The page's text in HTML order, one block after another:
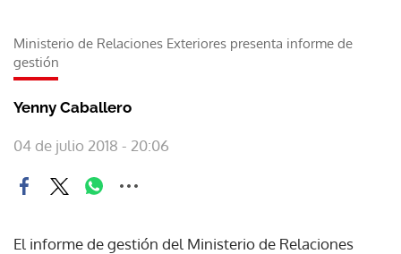
Ministerio de Relaciones Exteriores presenta informe de
gestión
Yenny Caballero
04 de julio 2018 - 20:06
El informe de gestión del Ministerio de Relaciones